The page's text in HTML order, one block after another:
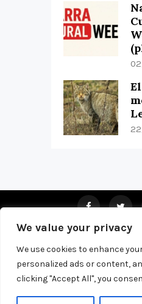
We value your privacy
We use cookies to enhance
personalized ads or content,
clicking "Accept All", you
About Us
Copyright © 2026